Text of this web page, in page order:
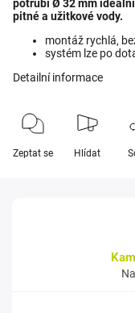
potrubí Ø 32 mm
pitné a užitkové vody.
montáž rychlá,
systém lze po
Detailní informace
Zeptat se Hlídat